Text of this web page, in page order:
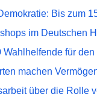
Bis zum
im Deutschen
Wahlhelfende für
machen
über die Rolle